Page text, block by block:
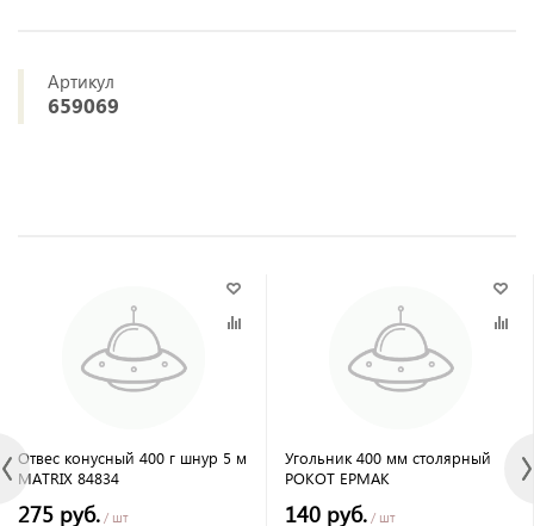
Артикул
659069
Отвес конусный 400 г шнур 5 м
MATRIX 84834
275 руб. / шт
Угольник 400 мм столярный
РОКОТ ЕРМАК
140 руб. / шт